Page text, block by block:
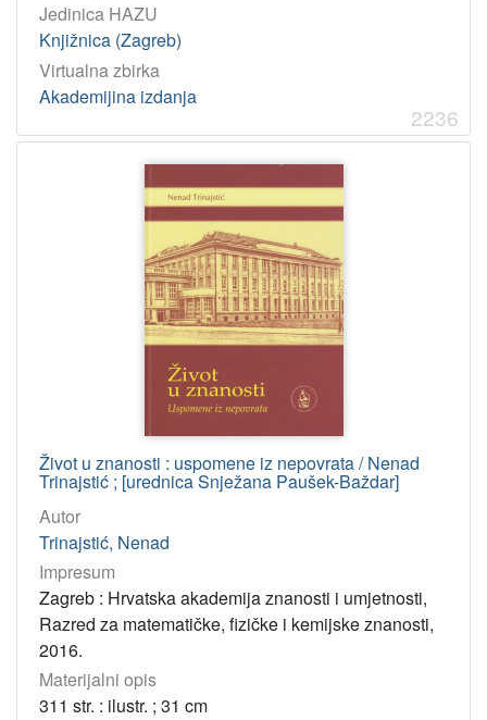
Jedinica HAZU
Knjižnica (Zagreb)
Virtualna zbirka
Akademijina izdanja
2236
Život u znanosti : uspomene iz nepovrata / Nenad
Trinajstić ; [urednica Snježana Paušek-Baždar]
Autor
Trinajstić, Nenad
Impresum
Zagreb : Hrvatska akademija znanosti i umjetnosti,
Razred za matematičke, fizičke i kemijske znanosti,
2016.
Materijalni opis
311 str. : ilustr. ; 31 cm